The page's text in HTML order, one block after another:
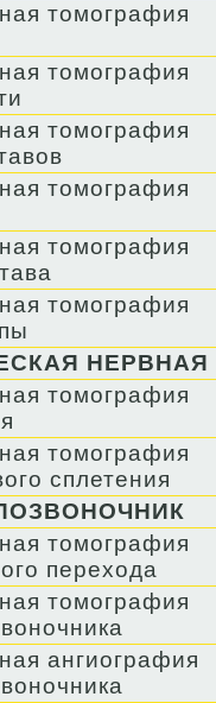
томография
томография
томография
томография
томография
томография
томография
томография
сплетения
томография
перехода
томография
ангиография